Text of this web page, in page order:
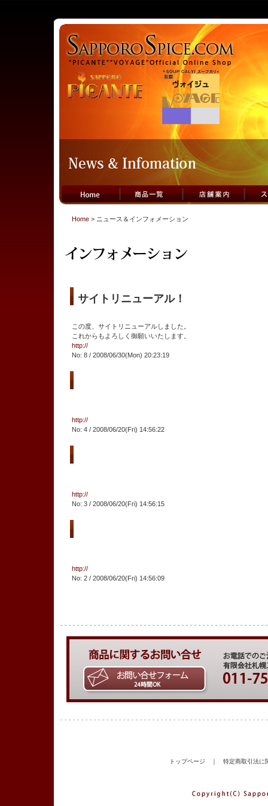
Home > ニュース＆インフォメーション
サイトリニューアル！
この度、サイトリニューアルしました。
これからもよろしく御願いいたします。
http://
No: 8 / 2008/06/30(Mon) 20:23:19
http://
No: 4 / 2008/06/20(Fri) 14:56:22
http://
No: 3 / 2008/06/20(Fri) 14:56:15
http://
No: 2 / 2008/06/20(Fri) 14:56:09
トップページ ｜ 特定商取引法に